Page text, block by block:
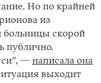
Но по крайней
из
больницы скорой
публично.
— написала она
выходит